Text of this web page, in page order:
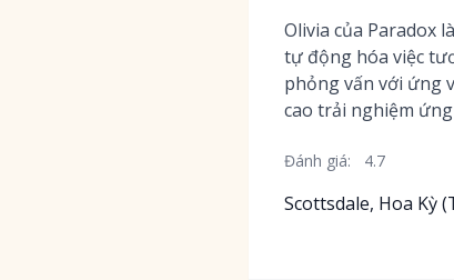
Olivia của Paradox
tự động hóa việc
phỏng vấn với ứng
cao trải nghiệm ứng
Đánh giá: 4.7
Scottsdale, Hoa Kỳ